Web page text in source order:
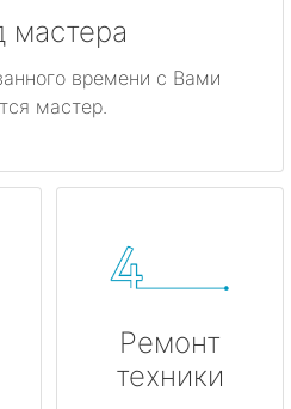
мастера
времени с Вами
мастер.
Ремонт
техники